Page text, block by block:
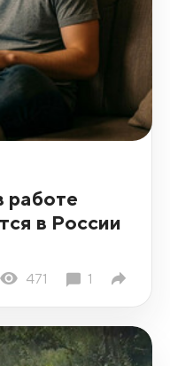
работе
в России
471 1